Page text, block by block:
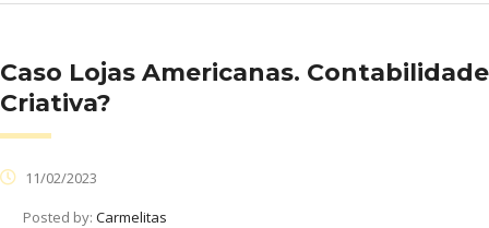
Caso Lojas Americanas. Contabilidade
Criativa?
11/02/2023
Posted by: Carmelitas